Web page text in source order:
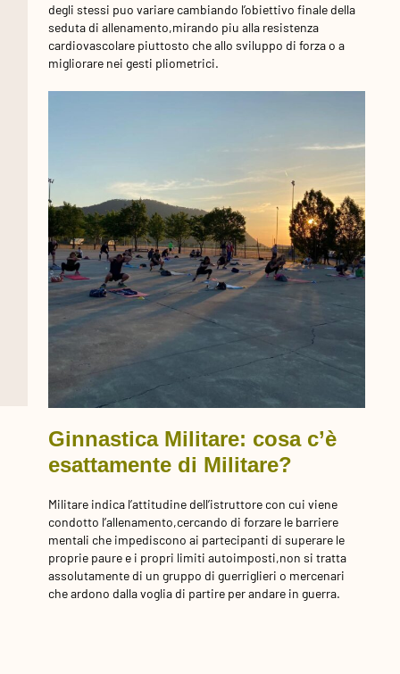
degli stessi puo variare cambiando l’obiettivo finale della
seduta di allenamento,mirando piu alla resistenza
cardiovascolare piuttosto che allo sviluppo di forza o a
migliorare nei gesti pliometrici.
Ginnastica Militare: cosa c’è
esattamente di Militare?
Militare indica l’attitudine dell’istruttore con cui viene
condotto l’allenamento,cercando di forzare le barriere
mentali che impediscono ai partecipanti di superare le
proprie paure e i propri limiti autoimposti,non si tratta
assolutamente di un gruppo di guerriglieri o mercenari
che ardono dalla voglia di partire per andare in guerra.